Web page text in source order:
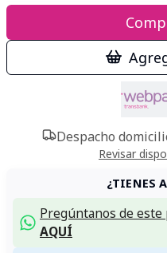
Despacho
Revisar
¿TIENES
Pregúntanos de
AQUÍ